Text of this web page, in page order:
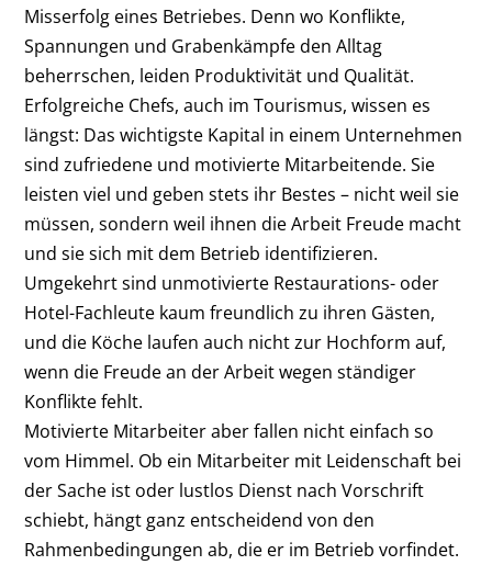
Misserfolg eines Betriebes. Denn wo Konflikte,
Spannungen und Grabenkämpfe den Alltag
beherrschen, leiden Produktivität und Qualität.
Erfolgreiche Chefs, auch im Tourismus, wissen es
längst: Das wichtigste Kapital in einem Unternehmen
sind zufriedene und motivierte Mitarbeitende. Sie
leisten viel und geben stets ihr Bestes – nicht weil sie
müssen, sondern weil ihnen die Arbeit Freude macht
und sie sich mit dem Betrieb identifizieren.
Umgekehrt sind unmotivierte Restaurations- oder
Hotel-Fachleute kaum freundlich zu ihren Gästen,
und die Köche laufen auch nicht zur Hochform auf,
wenn die Freude an der Arbeit wegen ständiger
Konflikte fehlt.
Motivierte Mitarbeiter aber fallen nicht einfach so
vom Himmel. Ob ein Mitarbeiter mit Leidenschaft bei
der Sache ist oder lustlos Dienst nach Vorschrift
schiebt, hängt ganz entscheidend von den
Rahmenbedingungen ab, die er im Betrieb vorfindet.